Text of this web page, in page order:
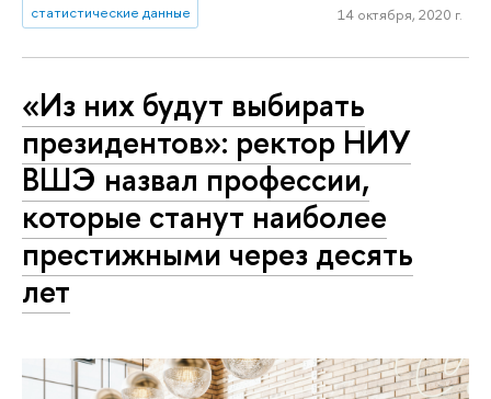
статистические данные 14 октября, 2020 г.
«Из них будут выбирать
президентов»: ректор НИУ
ВШЭ назвал профессии,
которые станут наиболее
престижными через десять
лет